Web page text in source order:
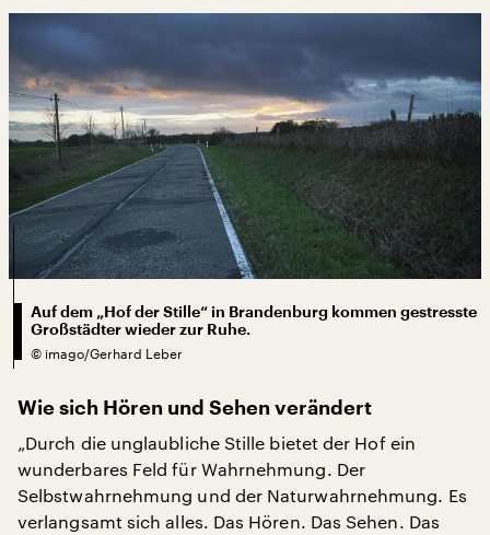
Auf dem „Hof der Stille“ in Brandenburg kommen gestresste
Großstädter wieder zur Ruhe.
© imago/Gerhard Leber
Wie sich Hören und Sehen verändert
„Durch die unglaubliche Stille bietet der Hof ein
wunderbares Feld für Wahrnehmung. Der
Selbstwahrnehmung und der Naturwahrnehmung. Es
verlangsamt sich alles. Das Hören. Das Sehen. Das